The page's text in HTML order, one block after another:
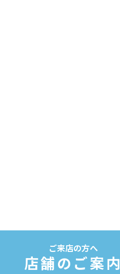
ご来店の方へ
店舗のご案内